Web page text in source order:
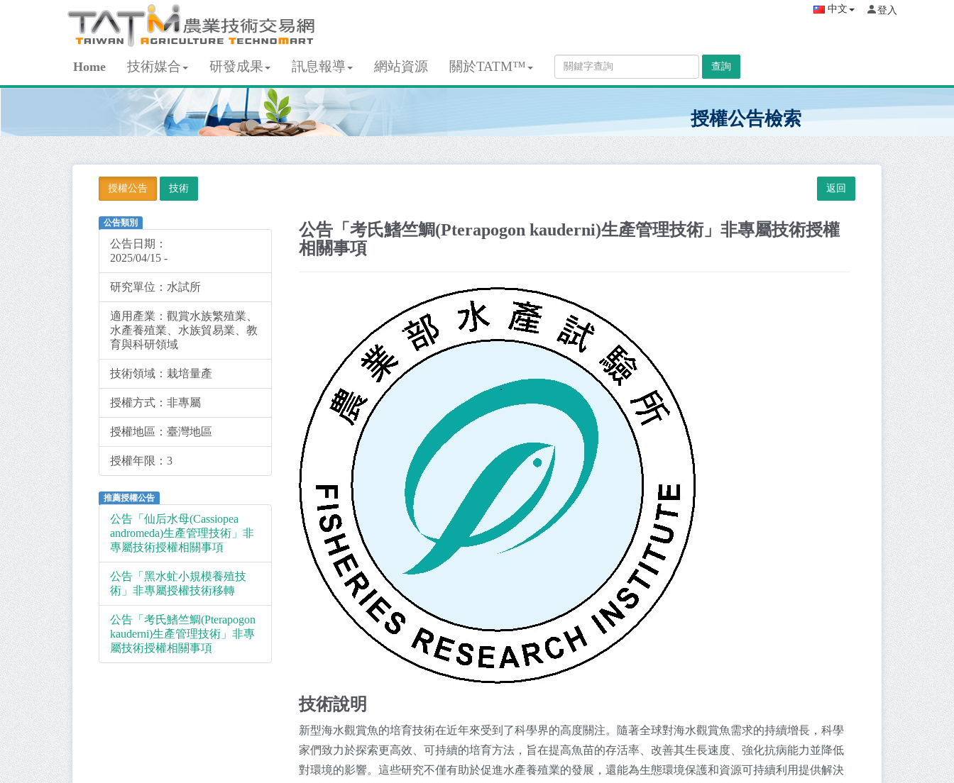
中文 登入
Home 技術媒合 研發成果 訊息報導 網站資源 關於TATM™ 查詢
授權公告檢索
授權公告 技術
公告類別
公告日期：
2025/04/15 -
研究單位： 水試所
適用產業： 觀賞水族繁殖業、
水產養殖業、水族貿易業、教
育與科研領域
技術領域： 栽培量產
授權方式： 非專屬
授權地區： 臺灣地區
授權年限： 3
推薦授權公告
公告「仙后水母(Cassiopea
andromeda)生產管理技術」非
專屬技術授權相關事項
公告「黑水虻小規模養殖技
術」非專屬授權技術移轉
公告「考氏鰭竺鯛(Pterapogon
kauderni)生產管理技術」非專
屬技術授權相關事項
公告「考氏鰭竺鯛(Pterapogon kauderni)生產管理技術」非專屬技術授權
相關事項
技術說明
新型海水觀賞魚的培育技術在近年來受到了科學界的高度關注。隨著全球對海水觀賞魚需求的持續增長，科學
家們致力於探索更高效、可持續的培育方法，旨在提高魚苗的存活率、改善其生長速度、強化抗病能力並降低
對環境的影響。這些研究不僅有助於促進水產養殖業的發展，還能為生態環境保護和資源可持續利用提供解決